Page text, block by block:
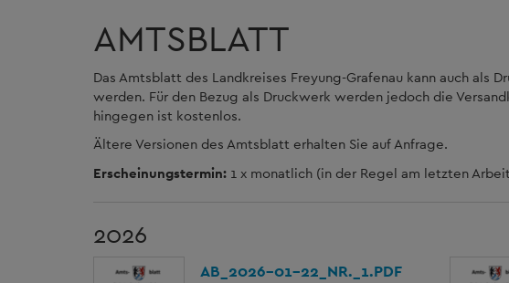
AMTSBLATT
Das Amtsblatt des Landkreises Freyung-Grafenau kann auch als
werden. Für den Bezug als Druckwerk werden jedoch die
hingegen ist kostenlos.
Ältere Versionen des Amtsblatt erhalten Sie auf Anfrage.
Erscheinungstermin: 1 x monatlich (in der Regel am letzten
2026
AB_2026-01-22_NR._1.PDF